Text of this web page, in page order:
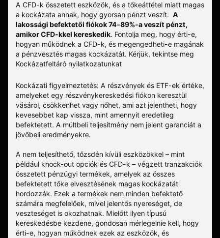
A CFD-k összetett eszközök, és a tőkeáttétel miatt magas
a kockázata annak, hogy gyorsan pénzt veszít. A
lakossági befektetői fiókok 74-89%-a veszít pénzt,
amikor CFD-kkel kereskedik. Fontolja meg, hogy érti-e,
hogyan működnek a CFD-k, és megengedheti-e magának
a pénzvesztés magas kockázatát. Kérjük, tekintse meg
Kockázatfeltáró nyilatkozatunkat
Kockázati figyelmeztetés: A részvények és ETF-ek értéke,
amelyeket egy részvénykereskedési fiókon keresztül
vásárol, csökkenhet vagy nőhet, ami azt jelentheti, hogy
kevesebbet kap vissza, mint amennyit eredetileg
befektetett. A múltbeli teljesítmény nem jelent garanciát a
jövőbeli eredményekre.
A nem teljesíthető, tőzsdén kívüli eszközökkel – mint
például knock-out opciók és CFD-k – végzett tranzakciók
összetett pénzügyi termékek, amelyek az összes
befektetett tőke elvesztésének magas kockázatát
hordozzák. Ezek a termékek nem minden befektető
számára megfelelőek, mivel jelentős nyereséget, de
veszteséget is okozhatnak. Mielőtt ilyen típusú
kereskedésbe kezdene, gondosan mérlegelnie kell, hogy
érti-e, hogyan működnek ezek az eszközök, és